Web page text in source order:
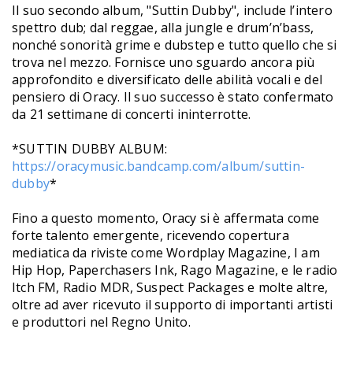
Il suo secondo album, "Suttin Dubby", include l’intero
spettro dub; dal reggae, alla jungle e drum’n’bass,
nonché sonorità grime e dubstep e tutto quello che si
trova nel mezzo. Fornisce uno sguardo ancora più
approfondito e diversificato delle abilità vocali e del
pensiero di Oracy. Il suo successo è stato confermato
da 21 settimane di concerti ininterrotte.
*SUTTIN DUBBY ALBUM:
https://oracymusic.bandcamp.com/album/suttin-
dubby*
Fino a questo momento, Oracy si è affermata come
forte talento emergente, ricevendo copertura
mediatica da riviste come Wordplay Magazine, I am
Hip Hop, Paperchasers Ink, Rago Magazine, e le radio
Itch FM, Radio MDR, Suspect Packages e molte altre,
oltre ad aver ricevuto il supporto di importanti artisti
e produttori nel Regno Unito.